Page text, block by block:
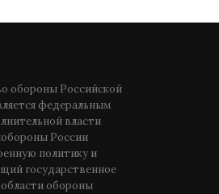
обороны Российской
федеральным
власти
России
политику и
государственное
обороны